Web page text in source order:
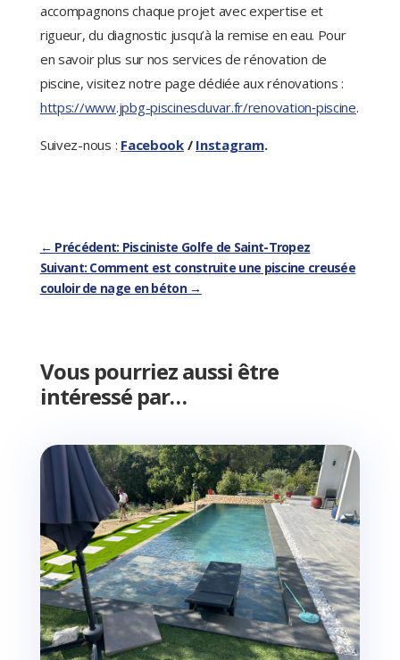
accompagnons chaque projet avec expertise et
rigueur, du diagnostic jusqu’à la remise en eau. Pour
en savoir plus sur nos services de rénovation de
piscine, visitez notre page dédiée aux rénovations :
https://www.jpbg-piscinesduvar.fr/renovation‑piscine.
Suivez-nous : Facebook/ Instagram.
← Précédent: Pisciniste Golfe de Saint-Tropez
Suivant: Comment est construite une piscine creusée
couloir de nage en béton→
Vous pourriez aussi être
intéressé par…